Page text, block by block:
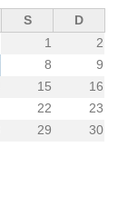
S
D
1
2
8
9
15
16
22
23
29
30